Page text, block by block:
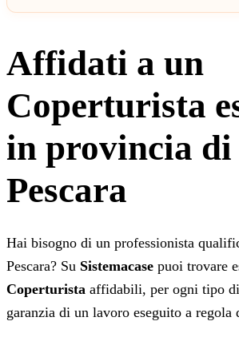
Affidati a un
Coperturista
in provincia di
Pescara
Hai bisogno di un professionista
Pescara? Su Sistemacase puoi trovare
Coperturista affidabili, per ogni tipo
garanzia di un lavoro eseguito a regola